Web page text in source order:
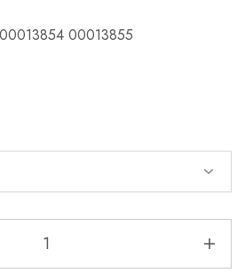
00013855